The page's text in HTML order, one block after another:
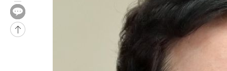
-9799초 전 >
경찰, '홍명보는 2순위' 결론냈던 스포츠윤리센터도 압수수색
1시간 전 >
[속보]합참 "北 발사체는 단거리탄도미사일…감시·경계태세 강
1시간 전 >
日방위성, 北이 동해로 쏜 발사체는 탄도미사일 가능성
[속보] SKT, 에이닷 서비스 장애 발생…"원인 파악 중"
[속보]합참 "북, 동해상으로 미상 발사체 발사"